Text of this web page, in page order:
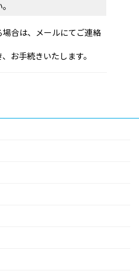
場合は、メールにてご連絡
お手続きいたします。